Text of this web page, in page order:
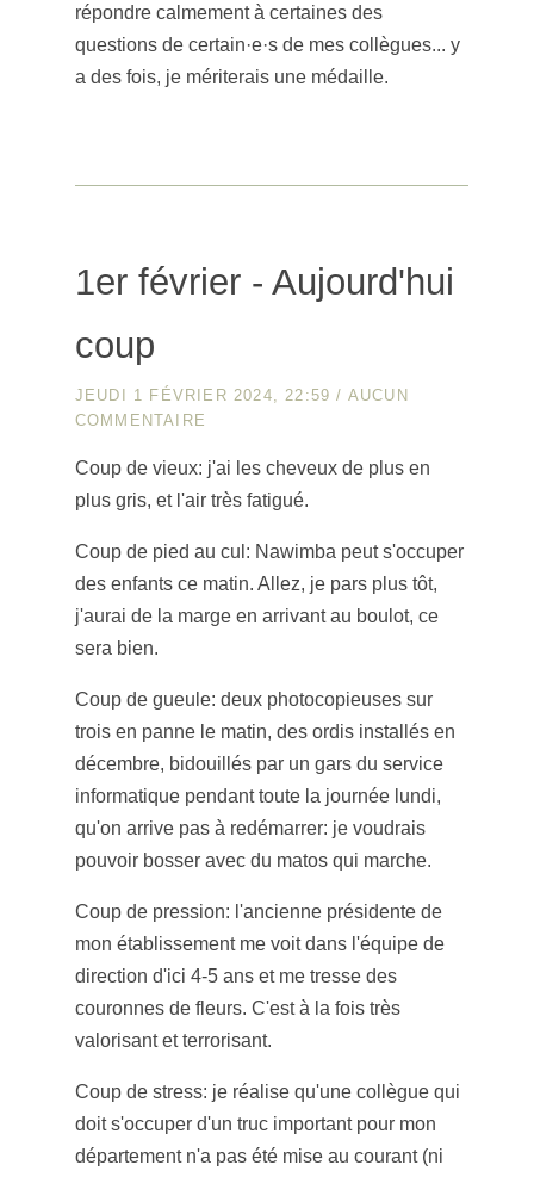
répondre calmement à certaines des
questions de certain·e·s de mes collègues... y
a des fois, je mériterais une médaille.
1er février - Aujourd'hui
coup
JEUDI 1 FÉVRIER 2024, 22:59 / AUCUN
COMMENTAIRE
Coup de vieux: j'ai les cheveux de plus en
plus gris, et l'air très fatigué.
Coup de pied au cul: Nawimba peut s'occuper
des enfants ce matin. Allez, je pars plus tôt,
j'aurai de la marge en arrivant au boulot, ce
sera bien.
Coup de gueule: deux photocopieuses sur
trois en panne le matin, des ordis installés en
décembre, bidouillés par un gars du service
informatique pendant toute la journée lundi,
qu'on arrive pas à redémarrer: je voudrais
pouvoir bosser avec du matos qui marche.
Coup de pression: l'ancienne présidente de
mon établissement me voit dans l'équipe de
direction d'ici 4-5 ans et me tresse des
couronnes de fleurs. C'est à la fois très
valorisant et terrorisant.
Coup de stress: je réalise qu'une collègue qui
doit s'occuper d'un truc important pour mon
département n'a pas été mise au courant (ni